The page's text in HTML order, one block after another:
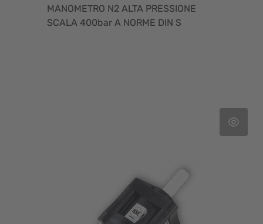
MANOMETRO N2 ALTA PRESSIONE
SCALA 400bar A NORME DIN S